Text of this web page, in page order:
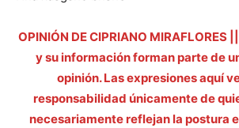
OPINIÓN DE CIPRIANO
y su información forman parte de
opinión. Las expresiones aquí
responsabilidad únicamente de
necesariamente reflejan la postura